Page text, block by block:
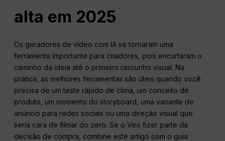
alta em 2025
Os geradores de vídeo com IA se tornaram uma
ferramenta importante para criadores, pois encurtaram o
caminho da ideia até o primeiro rascunho visual. Na
prática, as melhores ferramentas são úteis quando você
precisa de um teste rápido de clima, um conceito de
produto, um momento do storyboard, uma variante de
anúncio para redes sociais ou uma direção visual que
seria cara de filmar do zero. Se o Veo fizer parte da
decisão de compra, combine este artigo com o guia